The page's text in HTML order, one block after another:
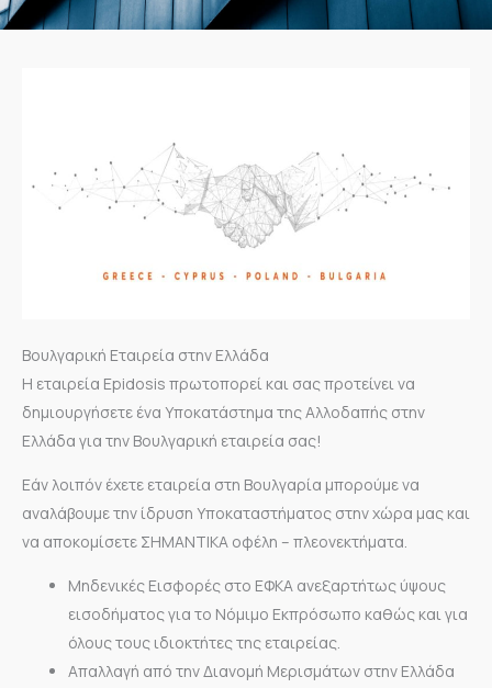
Βουλγαρική Εταιρεία στην Ελλάδα
Η εταιρεία Epidosis πρωτοπορεί και σας προτείνει να
δημιουργήσετε ένα Υποκατάστημα της Αλλοδαπής στην
Ελλάδα για την Βουλγαρική εταιρεία σας!
Εάν λοιπόν έχετε εταιρεία στη Βουλγαρία μπορούμε να
αναλάβουμε την ίδρυση Υποκαταστήματος στην χώρα μας και
να αποκομίσετε ΣΗΜΑΝΤΙΚΑ οφέλη – πλεονεκτήματα.
Μηδενικές Εισφορές στο ΕΦΚΑ ανεξαρτήτως ύψους
εισοδήματος για το Νόμιμο Εκπρόσωπο καθώς και για
όλους τους ιδιοκτήτες της εταιρείας.
Απαλλαγή από την Διανομή Μερισμάτων στην Ελλάδα